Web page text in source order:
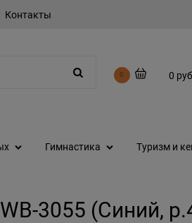
Контакты
0 0
Гимнастика Туризм и
3055 (Синий,